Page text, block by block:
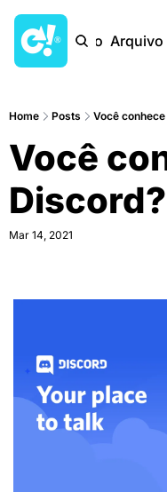
Início Arquivo
Home Posts Você
Você
Discord?
Mar 14, 2021